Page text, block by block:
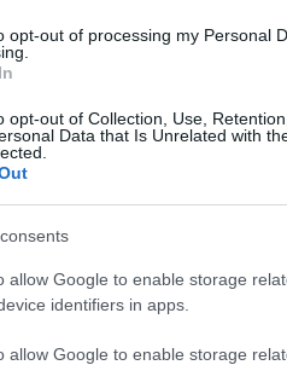
opt-out of processing my Personal
opt-out of Collection, Use,
Data that Is Unrelated with
allow Google to enable storage
identifiers in apps.
allow Google to enable storage